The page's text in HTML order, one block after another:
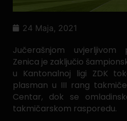
24 Maja, 2021
Jučerašnjom uvjerljivom
Zenica je zaključio
u Kantonalnoj ligi ZDK
plasman u III rang
Centar, dok se
takmičarskom rasporedu.